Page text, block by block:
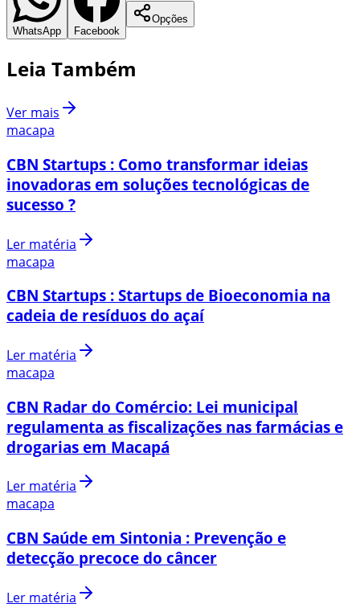
WhatsApp Facebook
Opções
Leia Também
Ver mais
macapa
CBN Startups : Como transformar ideias
inovadoras em soluções tecnológicas de
sucesso ?
Ler matéria
macapa
CBN Startups : Startups de Bioeconomia na
cadeia de resíduos do açaí
Ler matéria
macapa
CBN Radar do Comércio: Lei municipal
regulamenta as fiscalizações nas farmácias e
drogarias em Macapá
Ler matéria
macapa
CBN Saúde em Sintonia : Prevenção e
detecção precoce do câncer
Ler matéria